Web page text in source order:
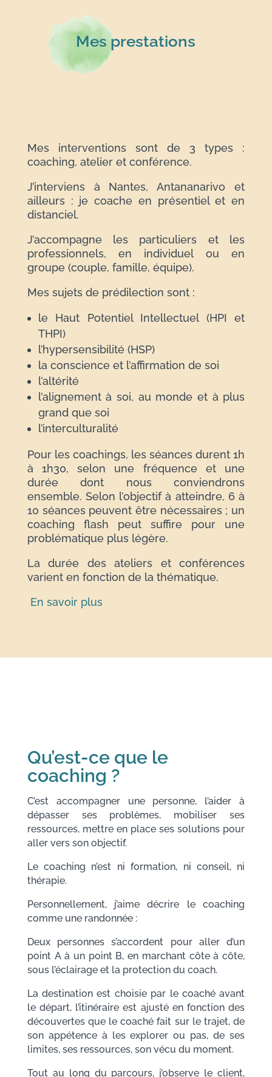
Mes prestations
Mes interventions sont de 3 types :
coaching, atelier et conférence.
J’interviens à Nantes, Antananarivo et
ailleurs : je coache en présentiel et en
distanciel.
J’accompagne les particuliers et les
professionnels, en individuel ou en
groupe (couple, famille, équipe).
Mes sujets de prédilection sont :
le Haut Potentiel Intellectuel (HPI et
THPI)
l’hypersensibilité (HSP)
la conscience et l’affirmation de soi
l’altérité
l’alignement à soi, au monde et à plus
grand que soi
l’interculturalité
Pour les coachings, les séances durent 1h
à 1h30, selon une fréquence et une
durée dont nous conviendrons
ensemble. Selon l’objectif à atteindre, 6 à
10 séances peuvent être nécessaires ; un
coaching flash peut suffire pour une
problématique plus légère.
La durée des ateliers et conférences
varient en fonction de la thématique.
En savoir plus
Qu’est-ce que le
coaching ?
C’est accompagner une personne, l’aider à
dépasser ses problèmes, mobiliser ses
ressources, mettre en place ses solutions pour
aller vers son objectif.
Le coaching n’est ni formation, ni conseil, ni
thérapie.
Personnellement, j’aime décrire le coaching
comme une randonnée :
Deux personnes s’accordent pour aller d’un
point A à un point B, en marchant côte à côte,
sous l’éclairage et la protection du coach.
La destination est choisie par le coaché avant
le départ, l’itinéraire est ajusté en fonction des
découvertes que le coaché fait sur le trajet, de
son appétence à les explorer ou pas, de ses
limites, ses ressources, son vécu du moment.
Tout au long du parcours, j’observe le client,